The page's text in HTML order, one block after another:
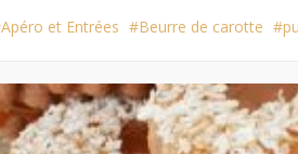
Apéro et Entrées Beurre de carotte